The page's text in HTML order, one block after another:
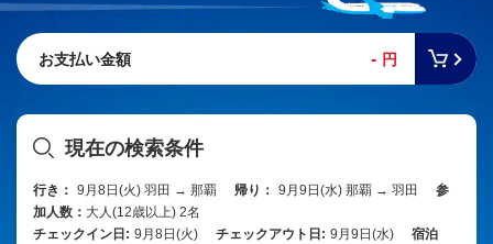
お支払い金額 - 円
現在の検索条件
行き： 9月8日(火) 羽田 → 那覇 帰り： 9月9日(水) 那覇 → 羽田
参
加人数： 大人(12歳以上) 2名
チェックイン日: 9月8日(火) チェックアウト日: 9月9日(水)
宿泊